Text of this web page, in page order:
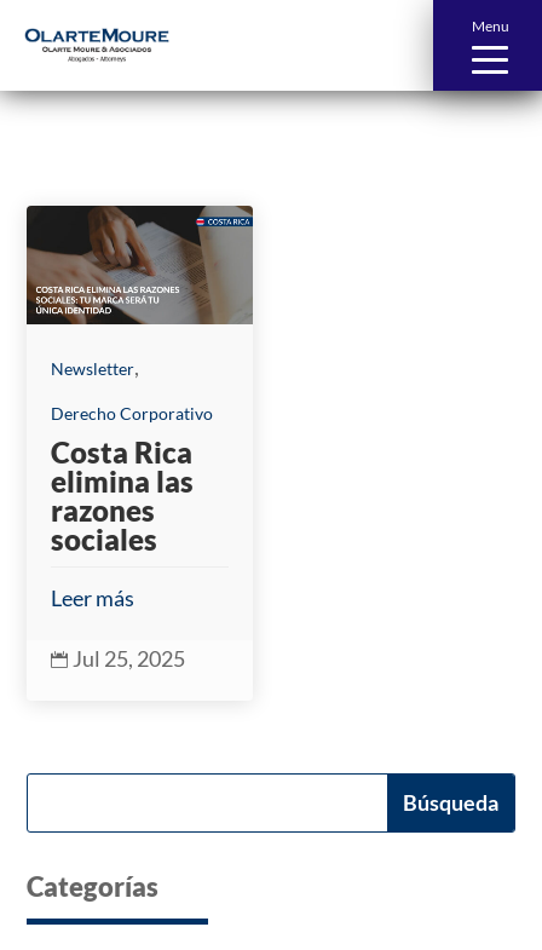
Menu
Newsletter,
Derecho Corporativo
Costa Rica
elimina las
razones
sociales
Leer más
 Jul 25, 2025
Categorías